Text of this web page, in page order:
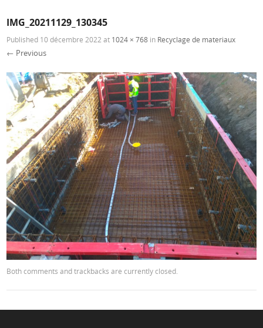
IMG_20211129_130345
Published 10 décembre 2022 at 1024 × 768 in Recyclage de materiaux
← Previous
Both comments and trackbacks are currently closed.